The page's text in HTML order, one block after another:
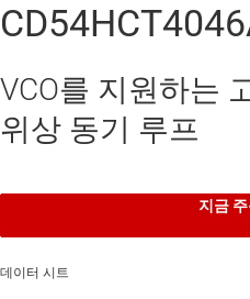
VCO를 지원하는
위상 동기 루프
지금 주
데이터 시트